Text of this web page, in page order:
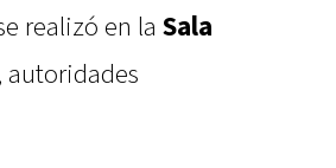
realizó en la Sala
autoridades